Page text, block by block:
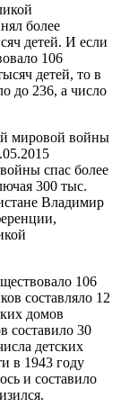
более
детей. И если
106
детей, то в
до 236, а число
мировой войны
спас более
300 тыс.
Владимир
106
составляло 12
домов
составило 30
детских
в 1943 году
и составило